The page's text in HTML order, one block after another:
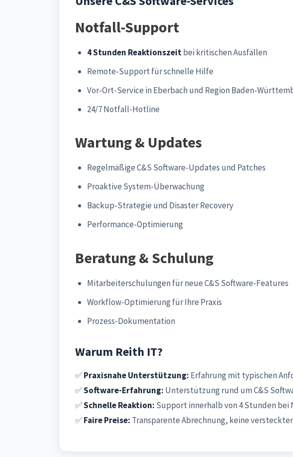
Notfall-Support
4 Stunden Reaktionszeitbei kritischen Ausfällen
Remote-Support für schnelle Hilfe
Vor-Ort-Service in Eberbach und Region Baden-
24/7 Notfall-Hotline
Wartung & Updates
Regelmäßige C&S Software-Updates und Patches
Proaktive System-Überwachung
Backup-Strategie und Disaster Recovery
Performance-Optimierung
Beratung & Schulung
Mitarbeiterschulungen für neue C&S Software-Features
Workflow-Optimierung für Ihre Praxis
Prozess-Dokumentation
Warum Reith IT?
✅Praxisnahe Unterstützung: Erfahrung mit typischen
✅Software-Erfahrung: Unterstützung rund um C&S
✅Schnelle Reaktion: Support innerhalb von 4 Stunden bei
✅Faire Preise: Transparente Abrechnung, keine